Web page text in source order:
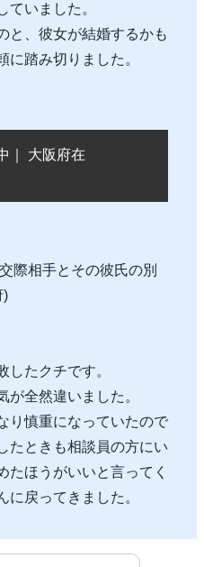
ていました。
と、彼女が結婚するかも
に踏み切りました。
｜ 大阪府在
際相手とその彼氏の別
)
したクチです。
が全然違いました。
り慎重になっていたので
たときも相談員の方にい
たほうがいいと言ってく
に戻ってきました。